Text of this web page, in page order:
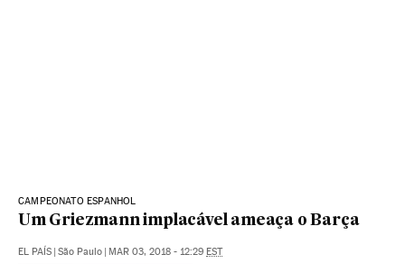
CAMPEONATO ESPANHOL
Um Griezmann implacável ameaça o Barça
EL PAÍS | São Paulo | MAR 03, 2018 - 12:29 EST